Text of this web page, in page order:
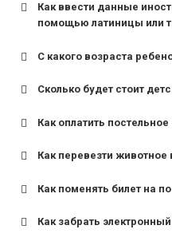
Как ввести данные
помощью латиницы или
С какого возраста
для поездов дальнего
для пригородных
Сколько будет стоит
Как оплатить постельное
Как перевезти животное
Как поменять билет на
Как забрать